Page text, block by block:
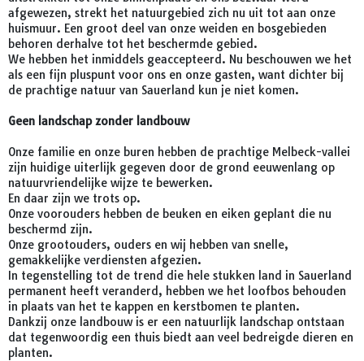
afgewezen, strekt het natuurgebied zich nu uit tot aan onze
huismuur. Een groot deel van onze weiden en bosgebieden
behoren derhalve tot het beschermde gebied.
We hebben het inmiddels geaccepteerd. Nu beschouwen we het
als een fijn pluspunt voor ons en onze gasten, want dichter bij
de prachtige natuur van Sauerland kun je niet komen.
Geen landschap zonder landbouw
Onze familie en onze buren hebben de prachtige Melbeck-vallei
zijn huidige uiterlijk gegeven door de grond eeuwenlang op
natuurvriendelijke wijze te bewerken.
En daar zijn we trots op.
Onze voorouders hebben de beuken en eiken geplant die nu
beschermd zijn.
Onze grootouders, ouders en wij hebben van snelle,
gemakkelijke verdiensten afgezien.
In tegenstelling tot de trend die hele stukken land in Sauerland
permanent heeft veranderd, hebben we het loofbos behouden
in plaats van het te kappen en kerstbomen te planten.
Dankzij onze landbouw is er een natuurlijk landschap ontstaan
dat tegenwoordig een thuis biedt aan veel bedreigde dieren en
planten.